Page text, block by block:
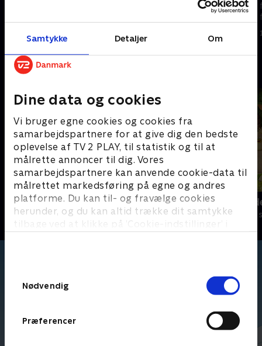
Samtykke Detaljer Om
Dine data og cookies
Vi bruger egne cookies og cookies fra
samarbejdspartnere for at give dig den bedste
oplevelse af TV 2 PLAY, til statistik og til at
målrette annoncer til dig. Vores
samarbejdspartnere kan anvende cookie-data til
målrettet markedsføring på egne og andres
platforme. Du kan til- og fravælge cookies
herunder, og du kan altid trække dit samtykke
tilbage ved at klikke på ’Cookie-indstillinger’ i
Nødvendig
Præferencer
1. maj 2023 • 5 min
følelser og finde løsninger på
Andre så også
Hunden Ib
Børneserier • 1 sæsoner
Jungle
Børneserier • 2